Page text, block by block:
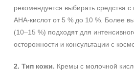
рекомендуется выбирать средства с
AHA‑кислот от 5 % до 10 %. Более
(10–15 %) подходят для
осторожности и консультации с
2. Тип кожи. Кремы с молочной